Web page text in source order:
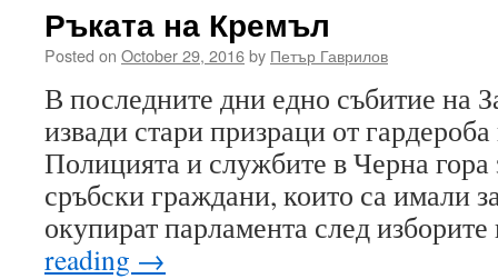
Ръката на Кремъл
Posted on October 29, 2016by Петър Гаврилов
В последните дни едно събитие на
извади стари призраци от
Полицията и службите в Черна гора
сръбски граждани, които са имали
окупират парламента след
reading →